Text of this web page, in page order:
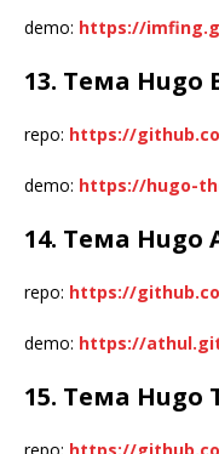
demo: https://
13. Тема
repo: https://
demo: https://hugo-
14. Тема Hugo
repo: https://
demo: https://
15. Тема Hugo